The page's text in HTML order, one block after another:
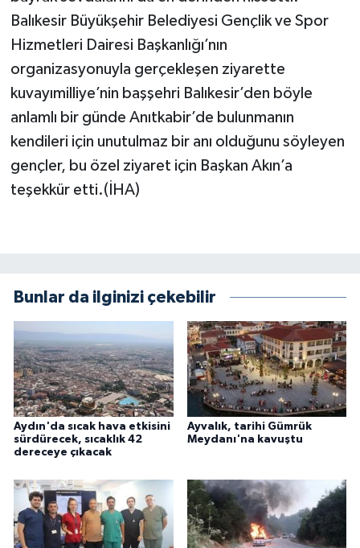
Balıkesir Büyükşehir Belediyesi Gençlik ve Spor
Hizmetleri Dairesi Başkanlığı’nın
organizasyonuyla gerçekleşen ziyarette
kuvayımilliye’nin başşehri Balıkesir’den böyle
anlamlı bir günde Anıtkabir’de bulunmanın
kendileri için unutulmaz bir anı olduğunu söyleyen
gençler, bu özel ziyaret için Başkan Akın’a
teşekkür etti.(İHA)
Bunlar da ilginizi çekebilir
Aydın'da sıcak hava etkisini
sürdürecek, sıcaklık 42
dereceye çıkacak
Ayvalık, tarihi Gümrük
Meydanı'na kavuştu